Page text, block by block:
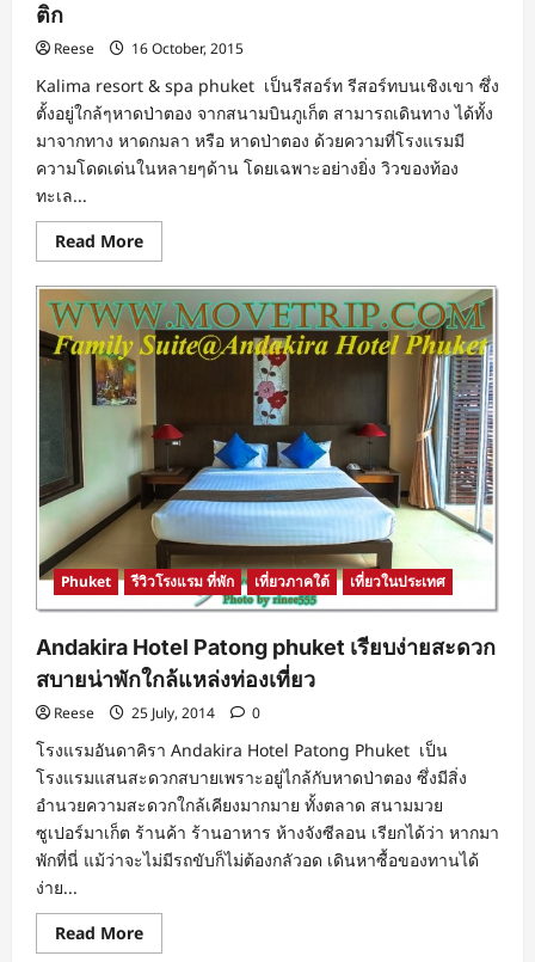
ติก
Reese 16 October, 2015
Kalima resort & spa phuket เป็นรีสอร์ท รีสอร์ทบนเชิงเขา ซึ่ง
ตั้งอยู่ใกล้ๆหาดป่าตอง จากสนามบินภูเก็ต สามารถเดินทาง ได้ทั้ง
มาจากทาง หาดกมลา หรือ หาดป่าตอง ด้วยความที่โรงแรมมี
ความโดดเด่นในหลายๆด้าน โดยเฉพาะอย่างยิ่ง วิวของท้อง
ทะเล...
Read MoreRead
more
Kalima
resort
&
spa
phuket
ลับ
ขอบ
กระทบ
ท้อง
ทะเล
ใน
บรรยากาศ
แสน
โร
แมน
ติก
Phuket รีวิวโรงแรม ที่พัก เที่ยวภาคใต้ เที่ยวในประเทศ
Andakira Hotel Patong phuket เรียบง่ายสะดวก
สบายน่าพักใกล้แหล่งท่องเที่ยว
Reese 25 July, 2014 0
โรงแรมอันดาคิรา Andakira Hotel Patong Phuket เป็น
โรงแรมแสนสะดวกสบายเพราะอยู่ไกล้กับหาดป่าตอง ซึ่งมีสิ่ง
อำนวยความสะดวกใกล้เคียงมากมาย ทั้งตลาด สนามมวย
ซูเปอร์มาเก็ต ร้านค้า ร้านอาหาร ห้างจังซีลอน เรียกได้ว่า หากมา
พักที่นี่ แม้ว่าจะไม่มีรถขับก็ไม่ต้องกลัวอด เดินหาซื้อของทานได้
ง่าย...
Read MoreRead
more